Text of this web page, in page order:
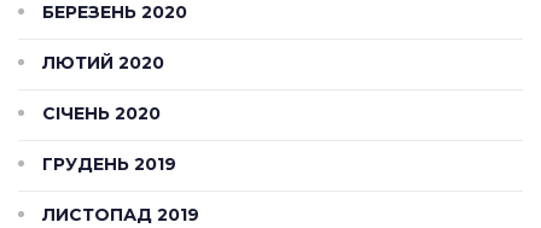
БЕРЕЗЕНЬ 2020
ЛЮТИЙ 2020
СІЧЕНЬ 2020
ГРУДЕНЬ 2019
ЛИСТОПАД 2019